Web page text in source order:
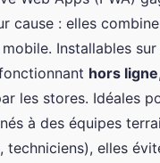
cause : elles
Installables sur
hors ligne
les stores. Idéales
à des équipes
techniciens), elles